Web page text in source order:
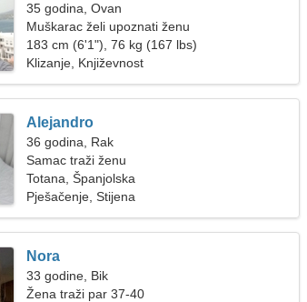
35 godina, Ovan
Muškarac želi upoznati ženu
183 cm (6'1"), 76 kg (167 lbs)
Klizanje, Književnost
Alejandro
36 godina, Rak
Samac traži ženu
Totana, Španjolska
Pješačenje, Stijena
Nora
33 godine, Bik
Žena traži par 37-40